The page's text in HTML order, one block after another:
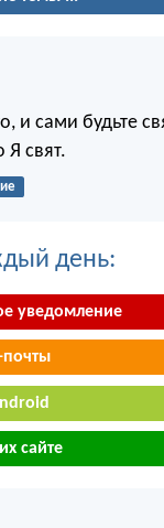
и сами будьте
Я свят.
день:
уведомление
почты
сайте